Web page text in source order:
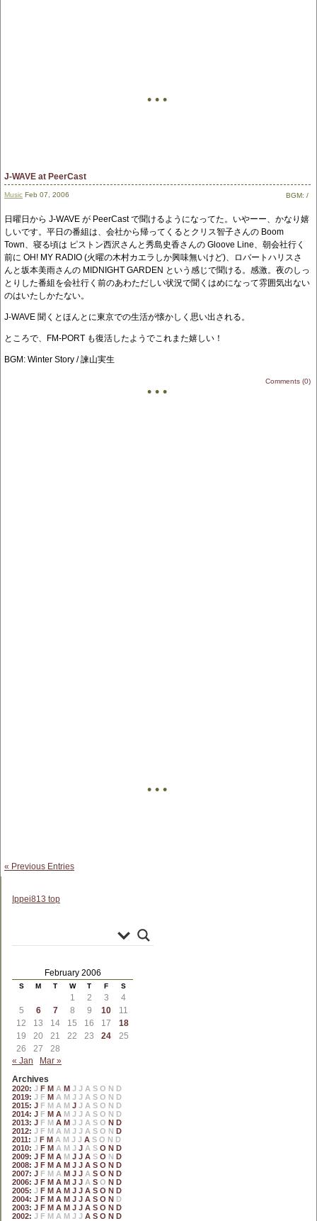
• • •
J-WAVE at PeerCast
Music Feb 07, 2006 BGM: /
日曜日から J-WAVE が PeerCast で聞けるようになってた。いやーー、かなり嬉
しいです。平日の番組は、会社から帰ってくるとクリス智子さんの Boom
Town、寝る頃は ピストン西沢さんと秀島史香さんの Gloove Line、朝会社行く
前に OH! MY RADIO (火曜の木村カエラしか興味無いけど)、ロバートハリスさ
んと坂本美雨さんの MIDNIGHT GARDEN という感じで聞ける。感激。夜のしっ
とりした番組を会社行く前のあわただしい状況で聞くはめになって雰囲気出ない
のはいたしかたない。
J-WAVE 聞くとほんとに東京での生活が懐かしく思い出される。
ところで、FM-PORT も復活したようでこれまた嬉しい！
BGM: Winter Story / 諫山実生
Comments (0)
• • •
• • •
« Previous Entries
Ippei813 top
February 2006
S M T W T F S
1 2 3
4
5
6 7 8 9 10
11
12
13 14 15 16 17
18
19
20 21 22 23 24
25
26
27
28
« Jan
Mar »
Archives
2020: J F M A M J J A S O N D
2019: J F M A M J J A S O N D
2015: J F M A M J J A S O N D
2014: J F M A M J J A S O N D
2013: J F M A M J J A S O N D
2012: J F M A M J J A S O N D
2011: J F M A M J J A S O N D
2010: J F M A M J J A S O N D
2009: J F M A M J J A S O N D
2008: J F M A M J J A S O N D
2007: J F M A M J J A S O N D
2006: J F M A M J J A S O N D
2005: J F M A M J J A S O N D
2004: J F M A M J J A S O N D
2003: J F M A M J J A S O N D
2002: J F M A M J J A S O N D